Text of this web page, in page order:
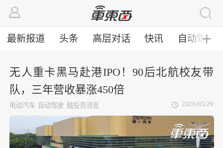
最新报道 头条 高层对话 快讯 自动驾驶
╋
无人重卡黑马赴港IPO！90后北航校友带
队，三年营收暴涨450倍
电动汽车 自动驾驶 融投资消息 2026/05/29